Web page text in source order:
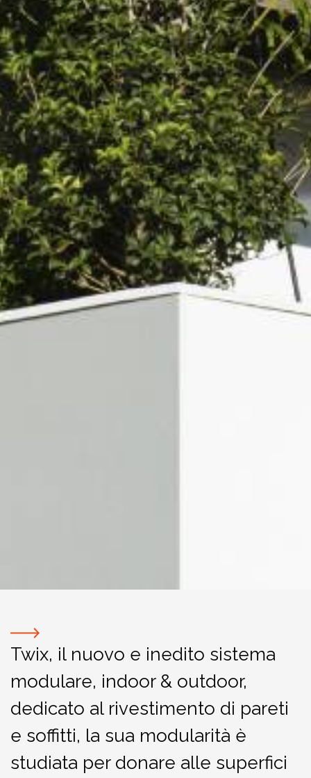
Twix, il nuovo e inedito sistema
modulare, indoor & outdoor,
dedicato al rivestimento di pareti
e soffitti, la sua modularità è
studiata per donare alle superfici